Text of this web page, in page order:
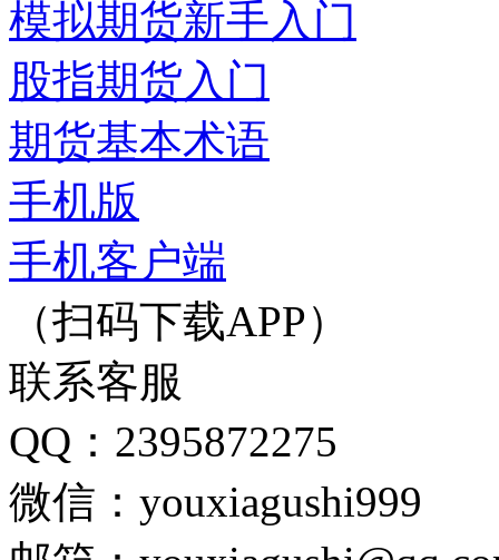
模拟期货新手入门
股指期货入门
期货基本术语
手机版
手机客户端
（扫码下载APP）
联系客服
QQ：2395872275
微信：youxiagushi999